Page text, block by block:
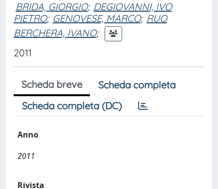
BRIDA, GIORGIO; DEGIOVANNI, IVO
PIETRO; GENOVESE, MARCO; RUO
BERCHERA, IVANO;
2011
Scheda breve
Scheda completa
Scheda completa (DC)
Anno
2011
Rivista